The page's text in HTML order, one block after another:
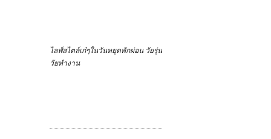
ไลฟ์สไตล์เก๋ๆในวันหยุดพักผ่อน วัยรุ่น
วัยทำงาน